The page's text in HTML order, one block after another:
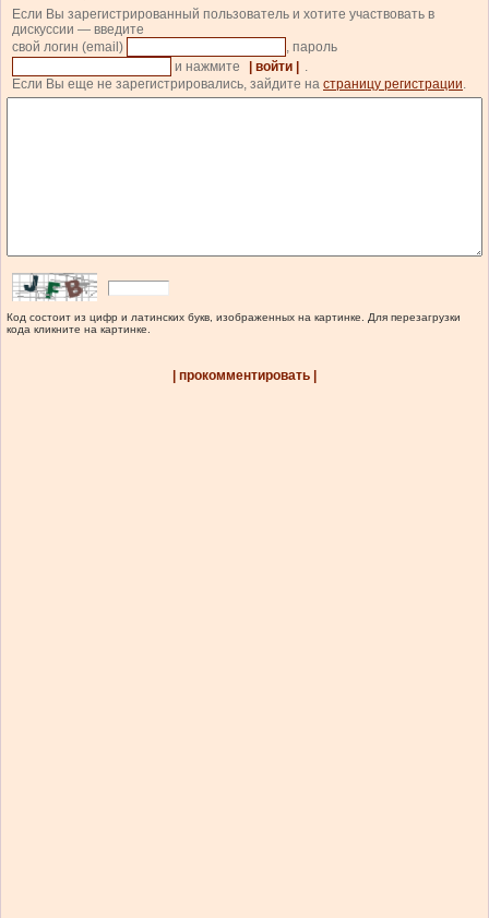
Если Вы зарегистрированный пользователь и хотите участвовать в
дискуссии — введите
свой логин (email)
, пароль
и нажмите
| войти |
.
Если Вы еще не зарегистрировались, зайдите на страницу регистрации.
Код состоит из цифр и латинских букв, изображенных на картинке. Для перезагрузки
кода кликните на картинке.
| прокомментировать |